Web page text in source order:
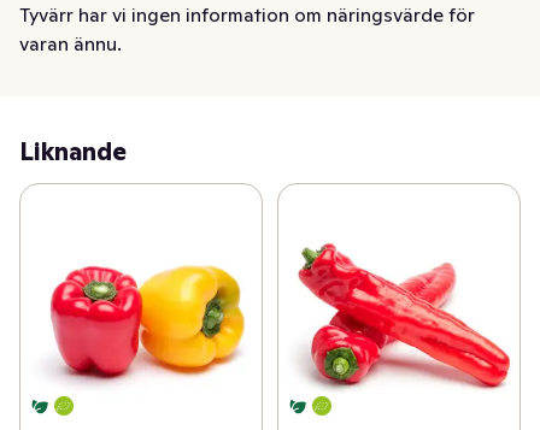
Tyvärr har vi ingen information om näringsvärde för
varan ännu.
Liknande